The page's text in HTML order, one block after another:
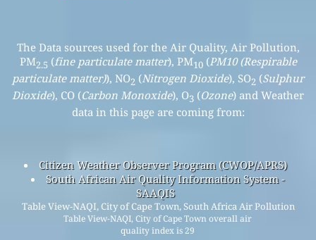
The Data sources used for the Air Quality, Air Pollution,
PM2.5 (fine particulate matter), PM10(PM10 (Respirable
particulate matter)), NO2 (Nitrogen Dioxide), SO2 (Sulphur
Dioxide), CO (Carbon Monoxide), O3 (Ozone) and Weather
data in this page are coming from:
Citizen Weather Observer Program (CWOP/APRS)
South African Air Quality Information System -
SAAQIS
Table View-NAQI, City of Cape Town, South Africa Air Pollution
Table View-NAQI, City of Cape Town overall air
quality index is 29